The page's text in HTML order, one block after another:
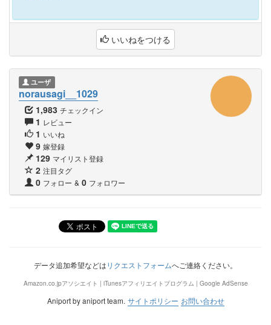
いいねをつける
ユーザ
norausagi__1029
1,983 チェックイン
1 レビュー
1 いいね
9 嫁登録
129 マイリスト登録
2 注目タグ
0 フォロー & 0 フォロワー
データ追加希望などはリクエストフォームへご連絡ください。
Amazon.co.jpアソシエイト | iTunesアフィリエイトプログラム | Google AdSense
Aniport by aniport team. サイトポリシー お問い合わせ